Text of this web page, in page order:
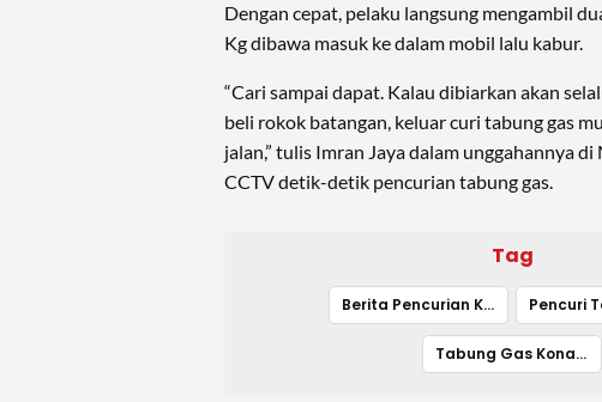
Dengan cepat, pelaku langsung mengambil
Kg dibawa masuk ke dalam mobil lalu kabur.
“Cari sampai dapat. Kalau dibiarkan akan
beli rokok batangan, keluar curi tabung gas
jalan,” tulis Imran Jaya dalam unggahannya
CCTV detik-detik pencurian tabung gas.
Tag
Berita Pencurian Konawe Hari Ini
Tabung Gas Konawe